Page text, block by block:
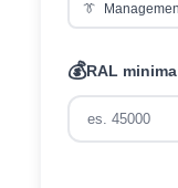
👔
💰RAL